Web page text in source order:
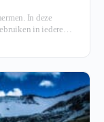
In deze
in iedere